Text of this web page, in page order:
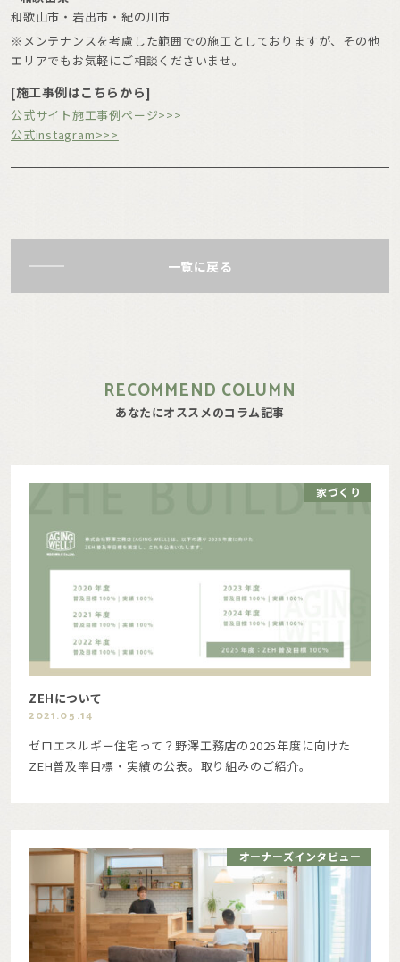
和歌山市・岩出市・紀の川市
※メンテナンスを考慮した範囲での施工としておりますが、その他
エリアでもお気軽にご相談くださいませ。
[施工事例はこちらから]
公式サイト施工事例ページ>>>
公式instagram>>>
一覧に戻る
RECOMMEND COLUMN
あなたにオススメのコラム記事
家づくり
ZEHについて
2021.05.14
ゼロエネルギー住宅って？野澤工務店の2025年度に向けた
ZEH普及率目標・実績の公表。取り組みのご紹介。
オーナーズインタビュー